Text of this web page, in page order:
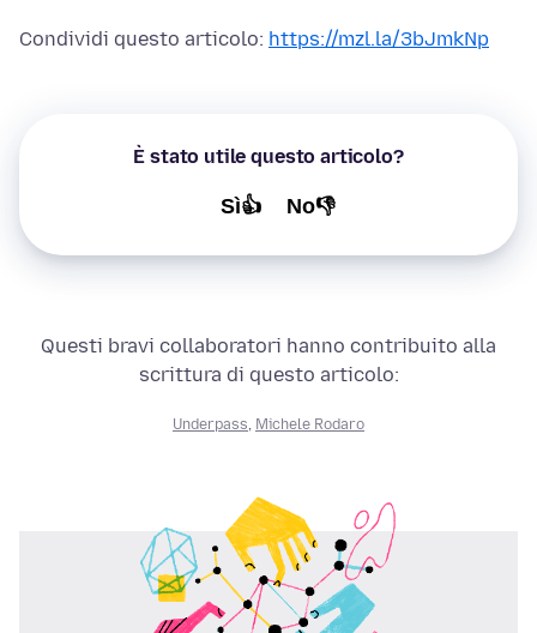
Condividi questo articolo: https://mzl.la/3bJmkNp
È stato utile questo articolo?
Sì👍 No👎
Questi bravi collaboratori hanno contribuito alla
scrittura di questo articolo:
Underpass, Michele Rodaro